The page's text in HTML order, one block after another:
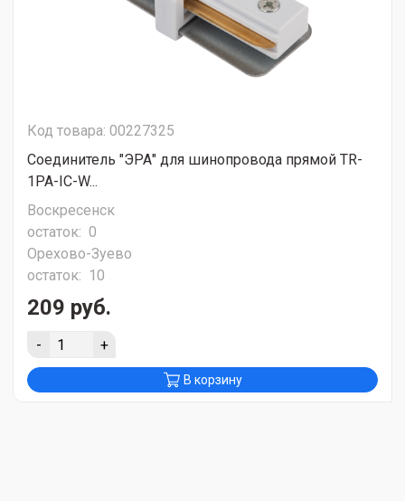
Код товара: 00227325
Соединитель "ЭРА" для шинопровода прямой TR-
1PA-IC-W...
Воскресенск
остаток: 0
Орехово-Зуево
остаток: 10
209 руб.
- +
В корзину